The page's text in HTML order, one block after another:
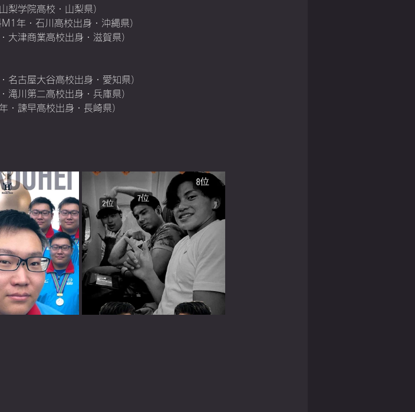
山梨学院高校・山梨県）
M1年・石川高校出身・沖縄県）
・大津商業高校出身・滋賀県）
・名古屋大谷高校出身・愛知県）
・滝川第二高校出身・兵庫県）
年・諫早高校出身・長崎県）